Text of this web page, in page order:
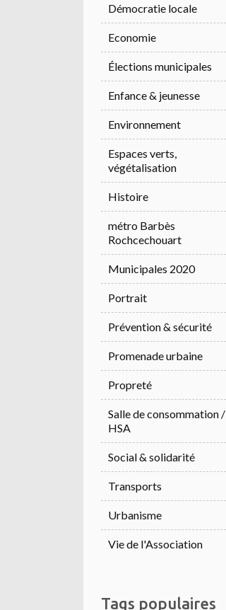
Démocratie locale
Economie
Élections municipales
Enfance & jeunesse
Environnement
Espaces verts,
végétalisation
Histoire
métro Barbès
Rochcechouart
Municipales 2020
Portrait
Prévention & sécurité
Promenade urbaine
Propreté
Salle de consommation /
HSA
Social & solidarité
Transports
Urbanisme
Vie de l'Association
Tags populaires